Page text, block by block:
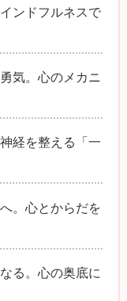
ンドフルネスで
気。心のメカニ
経を整える「一
。心とからだを
る。心の奥底に